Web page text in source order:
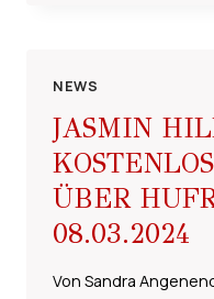
DER
NEWS
JASMIN
ÜBER
08.03.2024
Von Sandra